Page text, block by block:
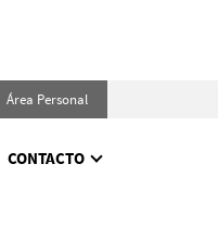
Área Personal
CONTACTO